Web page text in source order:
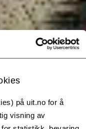
på uit.no for å
visning av